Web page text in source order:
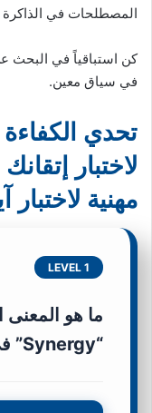
المصطلحات في الذاكرة
كن استباقياً في البحث
في سياق معين.
لاختبار
مهنية لاختبار
LEVEL 1
ما هو المعنى
“Synergy” في سياق الأعمال؟